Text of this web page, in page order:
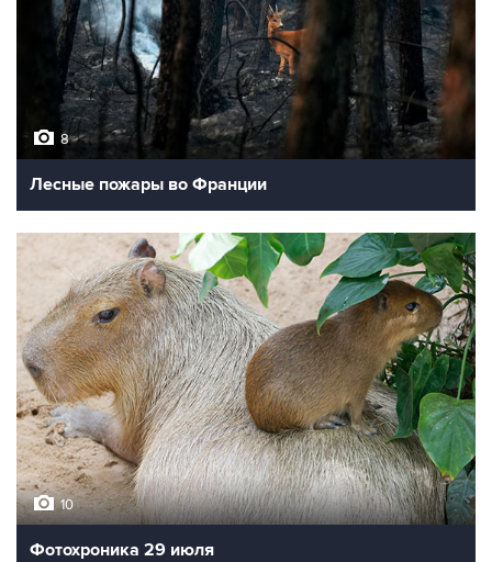
8
Лесные пожары во Франции
10
Фотохроника 29 июля